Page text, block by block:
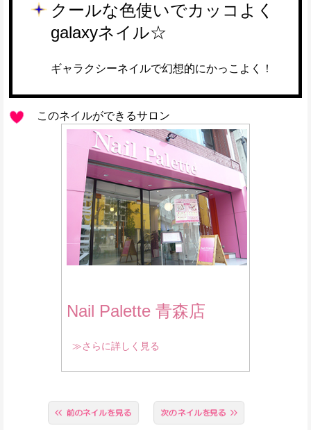
クールな色使いでカッコよく
galaxyネイル☆
ギャラクシーネイルで幻想的にかっこよく！
このネイルができるサロン
Nail Palette 青森店
≫さらに詳しく見る